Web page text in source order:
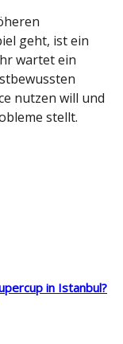
geht, ist ein
wartet ein
nutzen will und
stellt.
in Istanbul?